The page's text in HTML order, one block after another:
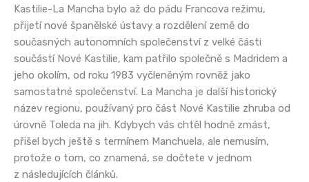
Kastilie-La Mancha bylo až do pádu Francova režimu,
přijetí nové španělské ústavy a rozdělení země do
současných autonomních společenství z velké části
součástí Nové Kastilie, kam patřilo společně s Madridem a
jeho okolím, od roku 1983 vyčleněným rovněž jako
samostatné společenství. La Mancha je další historický
název regionu, používaný pro část Nové Kastilie zhruba od
úrovně Toleda na jih. Kdybych vás chtěl hodně zmást,
přišel bych ještě s termínem Manchuela, ale nemusím,
protože o tom, co znamená, se dočtete v jednom
z následujících článků.